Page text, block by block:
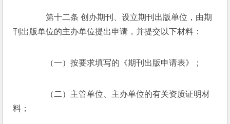
第十二条 创办期刊、设立期刊出版单位，由期
刊出版单位的主办单位提出申请，并提交以下材料：
（一）按要求填写的《期刊出版申请表》；
（二）主管单位、主办单位的有关资质证明材
料；